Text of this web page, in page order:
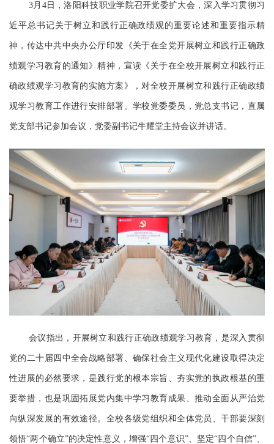
3月4日，洛阳科技职业学院召开党委扩大会，深入学习贯彻习
近平总书记关于树立和践行正确政绩观的重要论述和重要指示精
神，传达中共中央办公厅印发《关于在全党开展树立和践行正确政
绩观学习教育的通知》精神，宣读《关于在全校开展树立和践行正
确政绩观学习教育的实施方案》，对全校开展树立和践行正确政绩
观学习教育工作进行安排部署。学校党委委员，党总支书记，直属
党支部书记参加会议，党委副书记牛耀堂主持会议并讲话。
会议指出，开展树立和践行正确政绩观学习教育，是深入贯彻
党的二十届四中全会战略部署、确保社会主义现代化建设取得决定
性进展的必然要求，是践行党的根本宗旨、夯实党的执政根基的重
要举措，也是巩固拓展党内集中学习教育成果、推动全面从严治党
向纵深发展的有效途径。全校各级党组织和全体党员、干部要深刻
领悟“两个确立”的决定性意义，增强“四个意识”、坚定“四个自信”、